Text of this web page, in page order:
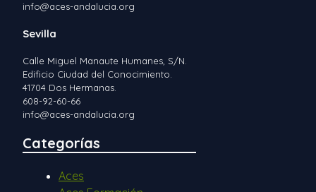
info@aces-andalucia.org
Sevilla
Calle Miguel Manaute Humanes, S/N.
Edificio Ciudad del Conocimiento.
41704 Dos Hermanas.
608-92-60-66
info@aces-andalucia.org
Categorías
Aces